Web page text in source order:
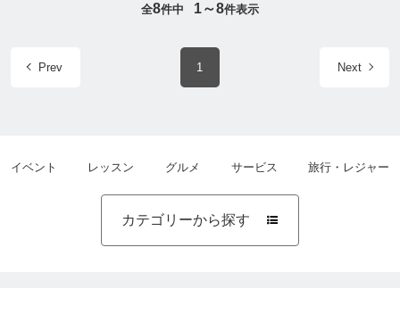
全8件中 1～8件表示
Prev 1 Next
イベント レッスン グルメ サービス 旅行・レジャー
カテゴリーから探す 